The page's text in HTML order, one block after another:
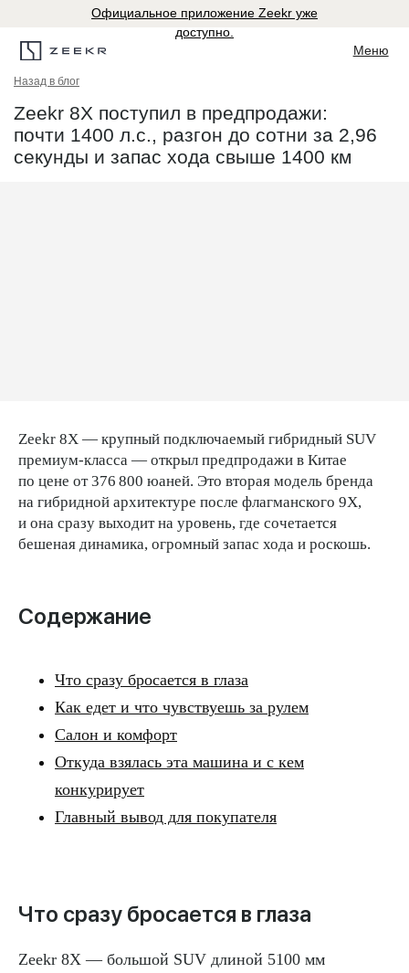
Меню
Официальное приложение Zeekr уже
доступно.
Назад в блог
Zeekr 8X поступил в предпродажи:
почти 1400 л.с., разгон до сотни за 2,96
секунды и запас хода свыше 1400 км
Zeekr 8X — крупный подключаемый гибридный SUV
премиум-класса — открыл предпродажи в Китае
по цене от 376 800 юаней. Это вторая модель бренда
на гибридной архитектуре после флагманского 9X,
и она сразу выходит на уровень, где сочетается
бешеная динамика, огромный запас хода и роскошь.
Содержание
Что сразу бросается в глаза
Как едет и что чувствуешь за рулем
Салон и комфорт
Откуда взялась эта машина и с кем
конкурирует
Главный вывод для покупателя
Что сразу бросается в глаза
Zeekr 8X — большой SUV длиной 5100 мм